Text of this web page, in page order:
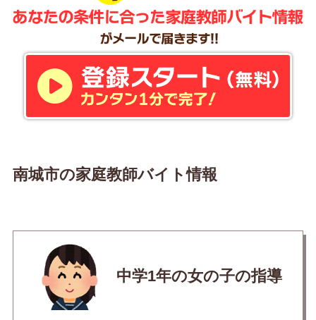
南城市の家庭教師バイト情報
中学1年の女の子の指導